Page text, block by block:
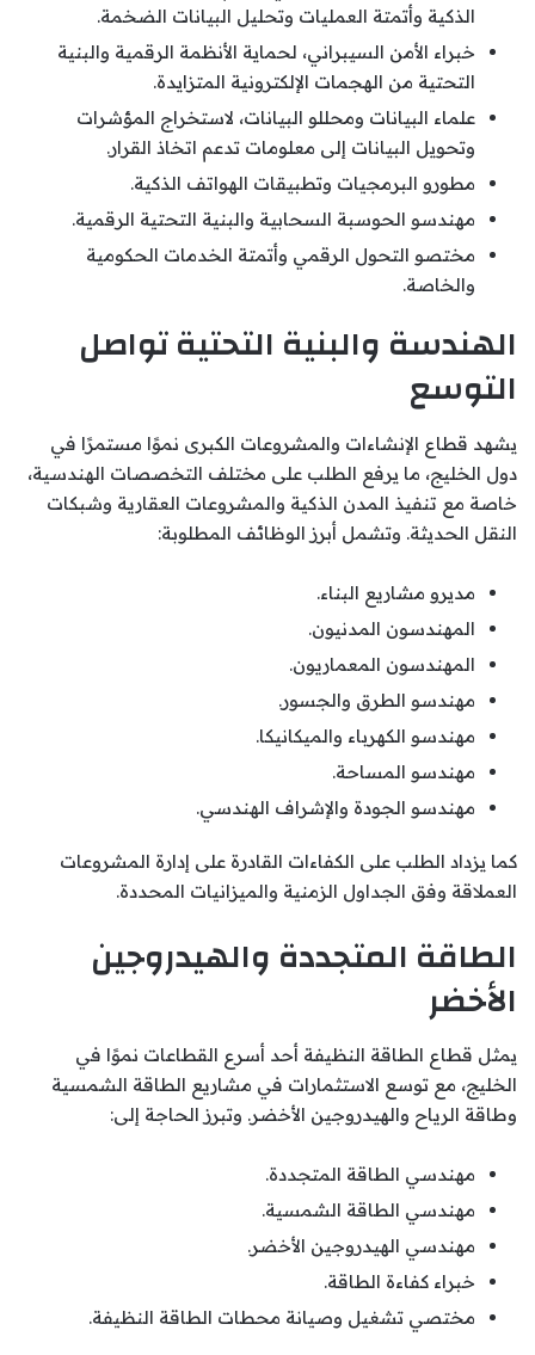
الذكية وأتمتة العمليات وتحليل البيانات الضخمة.
خبراء الأمن السيبراني، لحماية الأنظمة الرقمية والبنية
التحتية من الهجمات الإلكترونية المتزايدة.
علماء البيانات ومحللو البيانات، لاستخراج المؤشرات
وتحويل البيانات إلى معلومات تدعم اتخاذ القرار.
مطورو البرمجيات وتطبيقات الهواتف الذكية.
مهندسو الحوسبة السحابية والبنية التحتية الرقمية.
مختصو التحول الرقمي وأتمتة الخدمات الحكومية
والخاصة.
الهندسة والبنية التحتية تواصل
التوسع
يشهد قطاع الإنشاءات والمشروعات الكبرى نموًا مستمرًا في
دول الخليج، ما يرفع الطلب على مختلف التخصصات الهندسية،
خاصة مع تنفيذ المدن الذكية والمشروعات العقارية وشبكات
النقل الحديثة. وتشمل أبرز الوظائف المطلوبة:
مديرو مشاريع البناء.
المهندسون المدنيون.
المهندسون المعماريون.
مهندسو الطرق والجسور.
مهندسو الكهرباء والميكانيكا.
مهندسو المساحة.
مهندسو الجودة والإشراف الهندسي.
كما يزداد الطلب على الكفاءات القادرة على إدارة المشروعات
العملاقة وفق الجداول الزمنية والميزانيات المحددة.
الطاقة المتجددة والهيدروجين
الأخضر
يمثل قطاع الطاقة النظيفة أحد أسرع القطاعات نموًا في
الخليج، مع توسع الاستثمارات في مشاريع الطاقة الشمسية
وطاقة الرياح والهيدروجين الأخضر. وتبرز الحاجة إلى:
مهندسي الطاقة المتجددة.
مهندسي الطاقة الشمسية.
مهندسي الهيدروجين الأخضر.
خبراء كفاءة الطاقة.
مختصي تشغيل وصيانة محطات الطاقة النظيفة.